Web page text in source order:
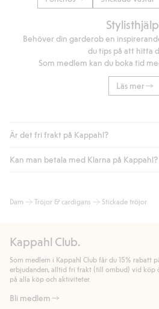
Behöver din garderob en
du tips på att hitta
Som medlem kan du boka tid
Läs mer
Är det fri frakt på Kappahl?
Är du medlem i Kappahl Club har du
automatik efter du loggat in och
handlar för.
Läs mer
Kan man betala med Klarna på Kappahl?
bland annat faktura och swish men
allmänna villkor.
Läs mer
Dam Tröjor & cardigans Stickade tröjor
Kappahl Club.
Som medlem i Kappahl Club får du 15% rabatt
erbjudanden, alltid fri frakt (till ombud) vid köp
på alla köp och aktiviteter.
Bli medlem